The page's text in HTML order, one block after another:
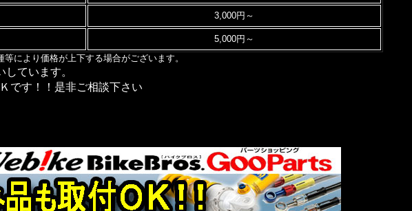
3,000円～
5,000円～
により価格が上下する場合がございます。
ています。
です！！是非ご相談下さい